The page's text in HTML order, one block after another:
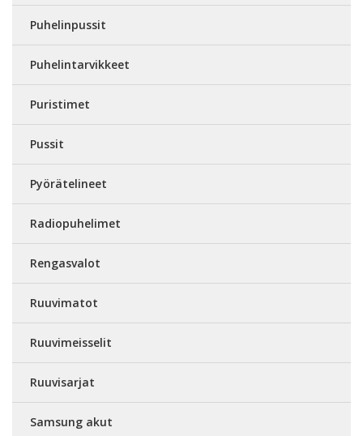
Puhelinpussit
Puhelintarvikkeet
Puristimet
Pussit
Pyörätelineet
Radiopuhelimet
Rengasvalot
Ruuvimatot
Ruuvimeisselit
Ruuvisarjat
Samsung akut